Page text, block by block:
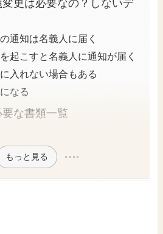
更は必要なの？しないデ
通知は名義人に届く
起こすと名義人に通知が届く
入れない場合もある
なる
な書類一覧
もっと見る